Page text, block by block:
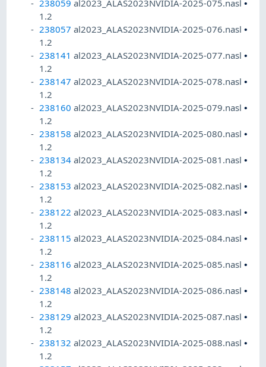
238059 al2023_ALAS2023NVIDIA-2025-075.nasl•
1.2
238057 al2023_ALAS2023NVIDIA-2025-076.nasl•
1.2
238141 al2023_ALAS2023NVIDIA-2025-077.nasl•
1.2
238147 al2023_ALAS2023NVIDIA-2025-078.nasl•
1.2
238160 al2023_ALAS2023NVIDIA-2025-079.nasl•
1.2
238158 al2023_ALAS2023NVIDIA-2025-080.nasl•
1.2
238134 al2023_ALAS2023NVIDIA-2025-081.nasl•
1.2
238153 al2023_ALAS2023NVIDIA-2025-082.nasl•
1.2
238122 al2023_ALAS2023NVIDIA-2025-083.nasl•
1.2
238115 al2023_ALAS2023NVIDIA-2025-084.nasl•
1.2
238116 al2023_ALAS2023NVIDIA-2025-085.nasl•
1.2
238148 al2023_ALAS2023NVIDIA-2025-086.nasl•
1.2
238129 al2023_ALAS2023NVIDIA-2025-087.nasl•
1.2
238132 al2023_ALAS2023NVIDIA-2025-088.nasl•
1.2